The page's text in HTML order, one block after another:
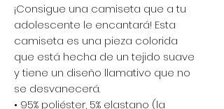
¡Consigue una camiseta que a tu
adolescente le encantará! Esta
camiseta es una pieza colorida
que está hecha de un tejido suave
y tiene un diseño llamativo que no
se desvanecerá.
• 95% poliéster, 5% elastano (la